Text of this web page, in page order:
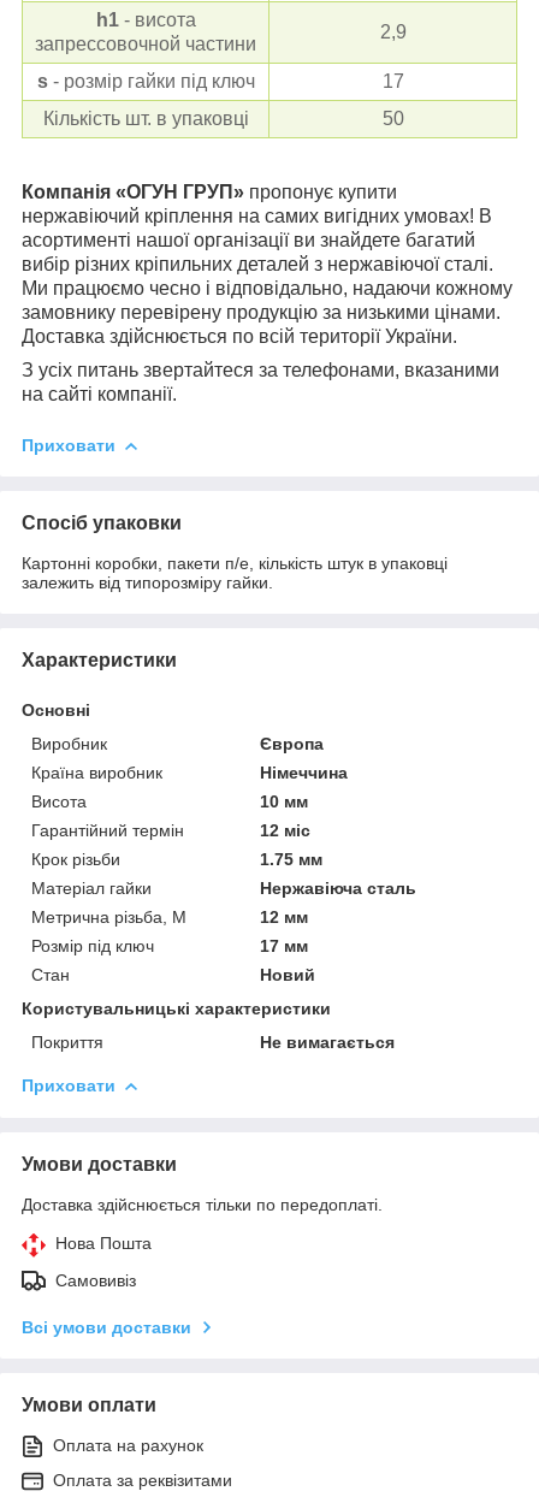
h1- висота
запрессовочной частини
2,9
s- розмір гайки під ключ
17
Кількість шт. в упаковці
50
Компанія «ОГУН ГРУП» пропонує купити
нержавіючий кріплення на самих вигідних умовах! В
асортименті нашої організації ви знайдете багатий
вибір різних кріпильних деталей з нержавіючої сталі.
Ми працюємо чесно і відповідально, надаючи кожному
замовнику перевірену продукцію за низькими цінами.
Доставка здійснюється по всій території України.
З усіх питань звертайтеся за телефонами, вказаними
на сайті компанії.
Приховати
Спосіб упаковки
Картонні коробки, пакети п/е, кількість штук в упаковці
залежить від типорозміру гайки.
Характеристики
Основні
Виробник
Європа
Країна виробник
Німеччина
Висота
10 мм
Гарантійний термін
12 міс
Крок різьби
1.75 мм
Матеріал гайки
Нержавіюча сталь
Метрична різьба, М
12 мм
Розмір під ключ
17 мм
Стан
Новий
Користувальницькі характеристики
Покриття
Не вимагається
Приховати
Умови доставки
Доставка здійснюється тільки по передоплаті.
Нова Пошта
Самовивіз
Всі умови доставки
Умови оплати
Оплата на рахунок
Оплата за реквізитами